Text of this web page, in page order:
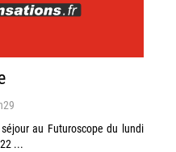
au Futuroscope du lundi
...